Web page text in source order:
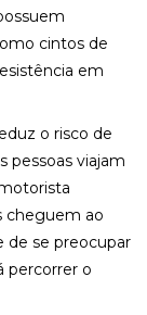
cintos de
em
o risco de
pessoas viajam
cheguem ao
de se preocupar
percorrer o